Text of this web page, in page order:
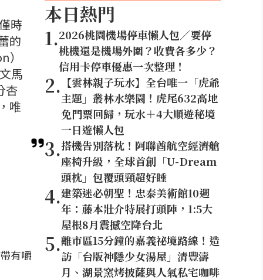
時
的
馬
杏
唯
有嚼
本日熱門
1.2026桃園機場停車懶人包／要停
桃機還是機場外圍？收費各多少？
信用卡停車優惠一次整理！
2. 【雲林親子玩水】全台唯一「虎爺
主題」叢林水樂園！虎尾632高地
免門票回歸，玩水＋4大順遊秘境
一日遊懶人包
3.搭機告別落枕！阿聯酋航空經濟艙
座椅升級，全球首創「U-Dream
頭枕」包覆頭頸超好睡
4.建築迷必朝聖！忠泰美術館10週
年：藤本壯介特展打頭陣，1:5大
屋根8月震撼空降台北
5.離市區15分鐘的嘉義祕境路線！造
訪「台版神隱少女湯屋」清豐濤
月、湖景窯烤披薩與人氣私宅咖啡